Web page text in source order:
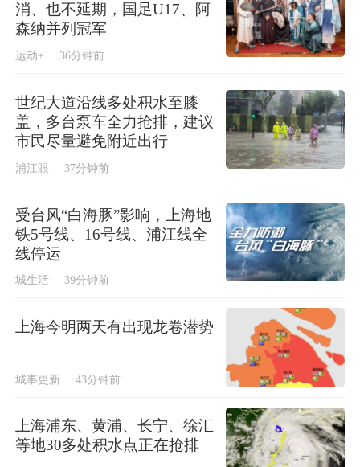
消、也不延期，国足U17、阿
森纳并列冠军
运动+ 36分钟前
世纪大道沿线多处积水至膝
盖，多台泵车全力抢排，建议
市民尽量避免附近出行
浦江眼 37分钟前
受台风“白海豚”影响，上海地
铁5号线、16号线、浦江线全
线停运
城生活 39分钟前
上海今明两天有出现龙卷潜势
城事更新 43分钟前
上海浦东、黄浦、长宁、徐汇
等地30多处积水点正在抢排